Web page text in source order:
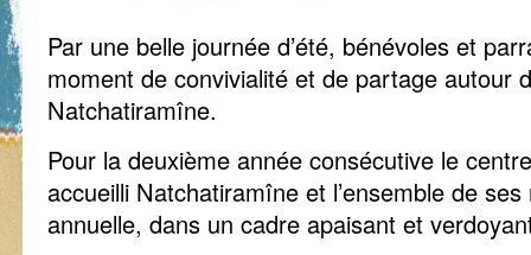
Par une belle journée d’été, bénévoles et
moment de convivialité et de partage autour
Natchatiramîne.
Pour la deuxième année consécutive le
accueilli Natchatiramîne et l’ensemble de
annuelle, dans un cadre apaisant et